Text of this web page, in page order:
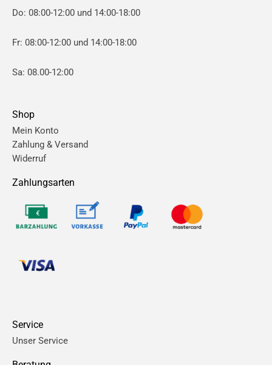
Do: 08:00-12:00 und 14:00-18:00
Fr: 08:00-12:00 und 14:00-18:00
Sa: 08.00-12:00
Shop
Mein Konto
Zahlung & Versand
Widerruf
Zahlungsarten
Service
Unser Service